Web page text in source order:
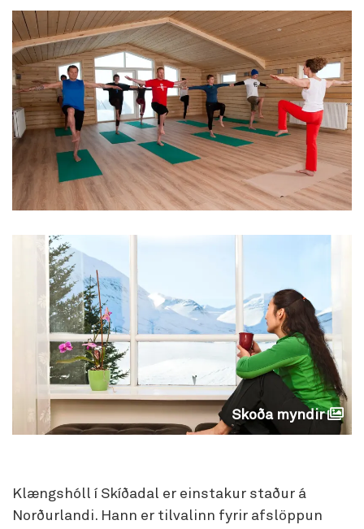
Skoða myndir
Klængshóll í Skíðadal er einstakur staður á
Norðurlandi. Hann er tilvalinn fyrir afslöppun